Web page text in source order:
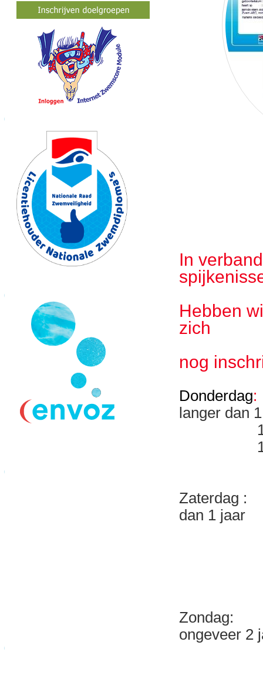
In
Hebben
zich
nog
Donderdag:
langer dan
17:15 -
18:00 -
Zaterdag :
dan 1 jaar
Zondag:
ongeveer 2